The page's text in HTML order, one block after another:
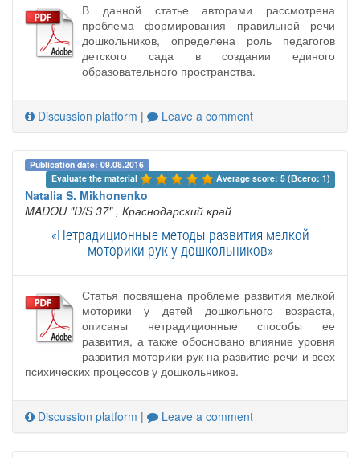
В данной статье авторами рассмотрена
проблема формирования правильной речи
дошкольников, определена роль педагогов
детского сада в создании единого
образовательного пространства.
Discussion platform | Leave a comment
Publication date: 09.08.2016
Evaluate the material
Average score: 5 (Всего: 1)
Natalia S. Mikhonenko
MADOU "D/S 37" , Краснодарский край
«Нетрадиционные методы развития мелкой
моторики рук у дошкольников»
Статья посвящена проблеме развития мелкой
моторики у детей дошкольного возраста,
описаны нетрадиционные способы ее
развития, а также обосновано влияние уровня
развития моторики рук на развитие речи и всех
психических процессов у дошкольников.
Discussion platform | Leave a comment